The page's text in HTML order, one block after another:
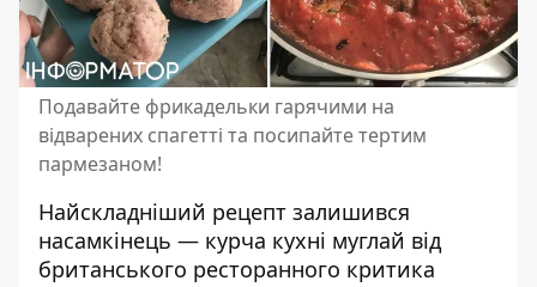
Подавайте фрикадельки гарячими на
відварених спагетті та посипайте тертим
пармезаном!
Найскладніший рецепт залишився
насамкінець — курча кухні муглай від
британського ресторанного критика